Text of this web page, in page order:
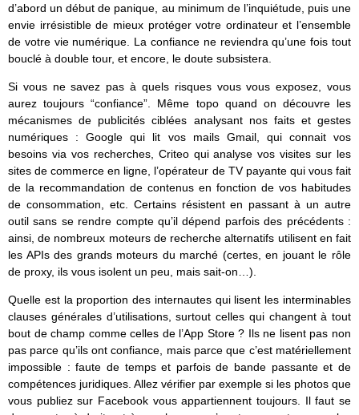
d’abord un début de panique, au minimum de l’inquiétude, puis une
envie irrésistible de mieux protéger votre ordinateur et l’ensemble
de votre vie numérique. La confiance ne reviendra qu’une fois tout
bouclé à double tour, et encore, le doute subsistera.
Si vous ne savez pas à quels risques vous vous exposez, vous
aurez toujours “confiance”. Même topo quand on découvre les
mécanismes de publicités ciblées analysant nos faits et gestes
numériques : Google qui lit vos mails Gmail, qui connait vos
besoins via vos recherches, Criteo qui analyse vos visites sur les
sites de commerce en ligne, l’opérateur de TV payante qui vous fait
de la recommandation de contenus en fonction de vos habitudes
de consommation, etc. Certains résistent en passant à un autre
outil sans se rendre compte qu’il dépend parfois des précédents :
ainsi, de nombreux moteurs de recherche alternatifs utilisent en fait
les APIs des grands moteurs du marché (certes, en jouant le rôle
de proxy, ils vous isolent un peu, mais sait-on…).
Quelle est la proportion des internautes qui lisent les interminables
clauses générales d’utilisations, surtout celles qui changent à tout
bout de champ comme celles de l’App Store ? Ils ne lisent pas non
pas parce qu’ils ont confiance, mais parce que c’est matériellement
impossible : faute de temps et parfois de bande passante et de
compétences juridiques. Allez vérifier par exemple si les photos que
vous publiez sur Facebook vous appartiennent toujours. Il faut se